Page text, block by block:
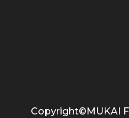
Copyright©MUKAI